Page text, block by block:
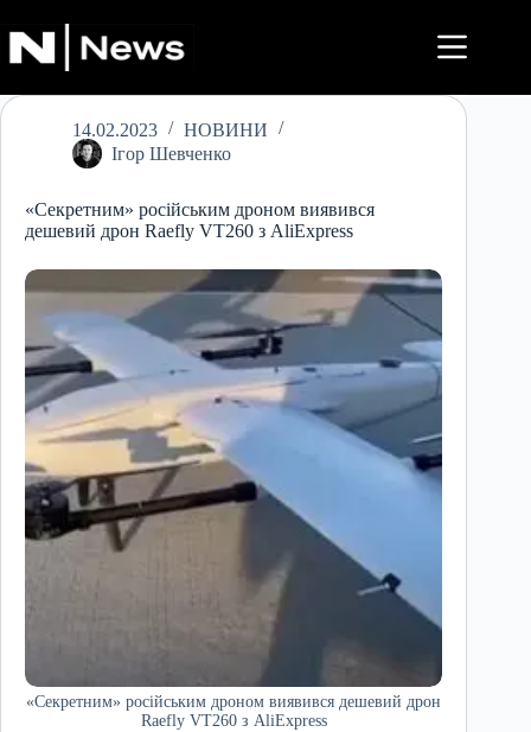
до
вмісту
14.02.2023
НОВИНИ
Ігор Шевченко
«Секретним» російським дроном виявився
дешевий дрон Raefly VT260 з AliExpress
«Секретним» російським дроном виявився дешевий дрон
Raefly VT260 з AliExpress